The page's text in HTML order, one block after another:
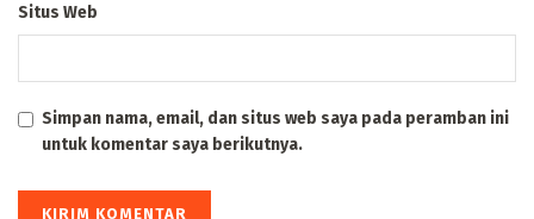
Situs Web
Simpan nama, email, dan situs web saya pada peramban ini
untuk komentar saya berikutnya.